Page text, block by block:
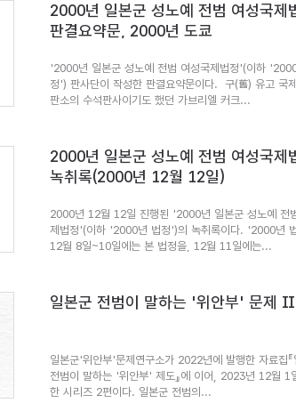
2000년 일본군 성노예 전범 여성국제
판결요약문, 2000년 도쿄
'2000년 일본군 성노예 전범 여성국제법정'(이하
정') 판사단이 작성한 판결요약문이다. 구(舊) 유고 국
판소의 수석판사이기도 했던 가브리엘 커크...
2000년 일본군 성노예 전범 여성국제
녹취록(2000년 12월 12일)
2000년 12월 12일 진행된 '2000년 일본군 성노예 전
제법정'(이하 '2000년 법정')의 녹취록이다. '2000년
12월 8일~10일에는 본 법정을, 12월 11일에는...
일본군 전범이 말하는 '위안부' 문제 Ⅱ
일본군'위안부'문제연구소가 2022년에 발행한 자료집『
전범이 말하는 '위안부' 제도』에 이어, 2023년 12월 1
한 시리즈 2편이다. 일본군 전범의...